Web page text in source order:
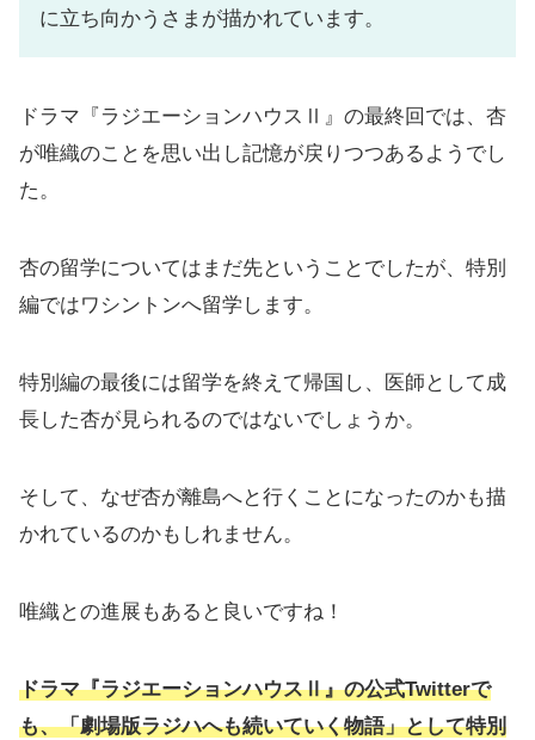
に立ち向かうさまが描かれています。
ドラマ『ラジエーションハウスⅡ』の最終回では、杏
が唯織のことを思い出し記憶が戻りつつあるようでし
た。
杏の留学についてはまだ先ということでしたが、特別
編ではワシントンへ留学します。
特別編の最後には留学を終えて帰国し、医師として成
長した杏が見られるのではないでしょうか。
そして、なぜ杏が離島へと行くことになったのかも描
かれているのかもしれません。
唯織との進展もあると良いですね！
ドラマ『ラジエーションハウスⅡ』の公式Twitterで
も、「劇場版ラジハへも続いていく物語」として特別